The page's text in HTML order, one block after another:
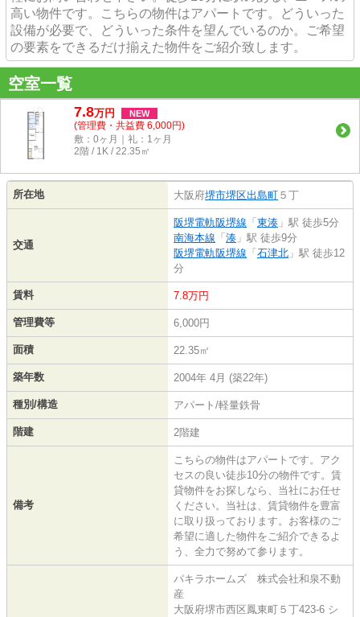
高い物件です。こちらの物件はアパートです。どういった
設備が必要で、どういった条件を望んでいるのか。ご希望
の要素をできるだけ揃えた物件をご紹介致します。
空室一覧
7.8万円 NEW
(管理費・共益費 6,000円)
敷：0ヶ月｜礼：1ヶ月
2階 / 1K / 22.35㎡
所在地 大阪府堺市堺区出島町 ５丁
交通
阪堺電軌阪堺線 「 東湊 」駅 徒歩5分
南海本線 「 湊 」駅 徒歩9分
阪堺電軌阪堺線 「 石津北 」駅 徒歩12
分
賃料 7.8万円
管理費等 6,000円
面積 22.35㎡
築年数 2004年 4月 (築22年)
種別/構造 アパート/軽量鉄骨
階建 2階建
備考
こちらの物件はアパートです。アク
セスの良い徒歩10分の物件です。賃
貸物件をお探しなら、当社にお任せ
ください。当社は、賃貸物件を豊富
に取り扱っております。お客様のご
希望に適した物件をご紹介できるよ
う、全力で努めて参ります。
パキラホームズ 株式会社和泉不動
産
大阪府堺市西区鳳東町５丁423-6 シ